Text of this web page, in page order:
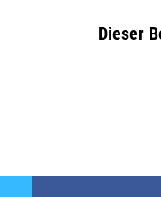
Dieser